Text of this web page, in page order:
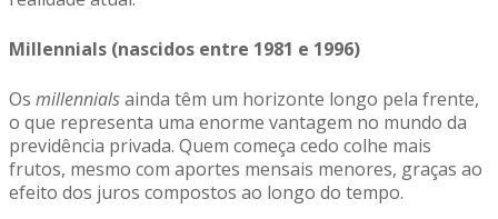
Millennials (nascidos entre 1981 e 1996)
Os millennialsainda têm um horizonte longo pela frente,
o que representa uma enorme vantagem no mundo da
previdência privada. Quem começa cedo colhe mais
frutos, mesmo com aportes mensais menores, graças ao
efeito dos juros compostos ao longo do tempo.